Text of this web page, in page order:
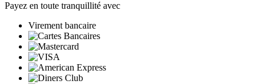
Payez en toute tranquillité avec
Virement bancaire